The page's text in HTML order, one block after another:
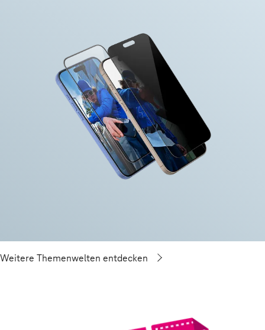
Weitere Themenwelten entdecken